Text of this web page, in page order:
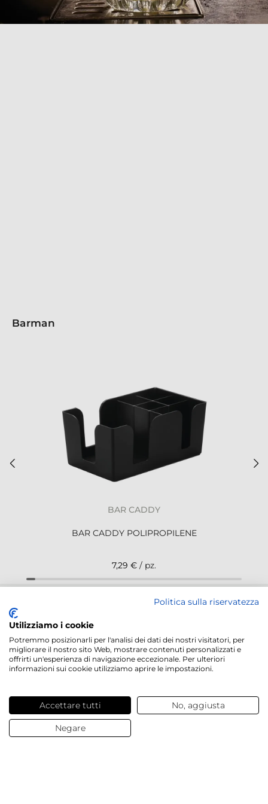
Barman
BAR CADDY
BAR CADDY POLIPROPILENE
7,29 € / pz.
NEWSLETTER
Servizi offerti
Contatti e domande
Politica sulla riservatezza
Utilizziamo i cookie
Potremmo posizionarli per l'analisi dei dati dei nostri visitatori, per
migliorare il nostro sito Web, mostrare contenuti personalizzati e
offrirti un'esperienza di navigazione eccezionale. Per ulteriori
informazioni sui cookie utilizziamo aprire le impostazioni.
Accettare tutti No, aggiusta
Negare